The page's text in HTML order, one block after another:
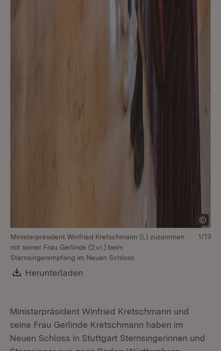
Ministerpräsident Winfried Kretschmann (l.) zusammen
mit seiner Frau Gerlinde (2.v.l.) beim
Sternsingerempfang im Neuen Schloss
Download:
Herunterladen
1/13
Ministerpräsident Winfried Kretschmann und
seine Frau Gerlinde Kretschmann haben im
Neuen Schloss in Stuttgart Sternsingerinnen und